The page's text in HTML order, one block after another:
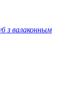
з валаконным